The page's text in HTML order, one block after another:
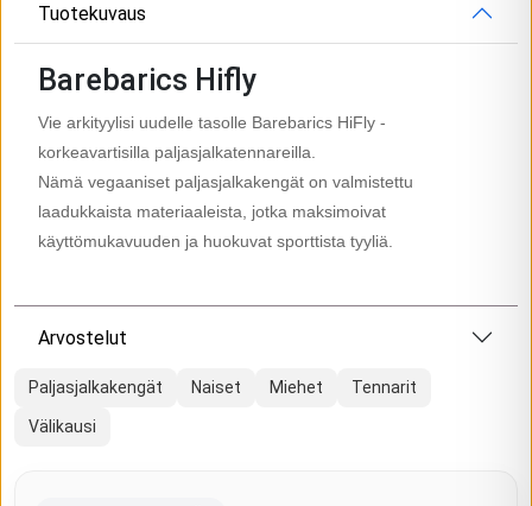
Tuotekuvaus
Barebarics Hifly
Vie arkityylisi uudelle tasolle Barebarics HiFly -
korkeavartisilla paljasjalkatennareilla.
Nämä vegaaniset paljasjalkakengät on valmistettu
laadukkaista materiaaleista, jotka maksimoivat
käyttömukavuuden ja huokuvat sporttista tyyliä.
Arvostelut
Paljasjalkakengät Naiset Miehet Tennarit
Välikausi